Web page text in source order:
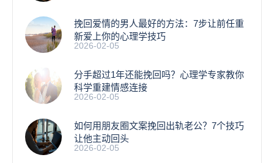
挽回爱情的男人最好的方法：7步让前任重
新爱上你的心理学技巧
2026-02-05
分手超过1年还能挽回吗？心理学专家教你
科学重建情感连接
2026-02-05
如何用朋友圈文案挽回出轨老公？7个技巧
让他主动回头
2026-02-05